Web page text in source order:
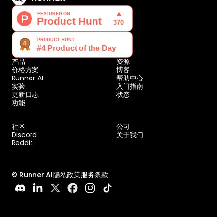
产品
价格方案
Runner AI
实验
更新日志
功能
资源
博客
帮助中心
入门指南
状态
社区
Discord
Reddit
公司
关于我们
© Runner AI隐私政策服务条款